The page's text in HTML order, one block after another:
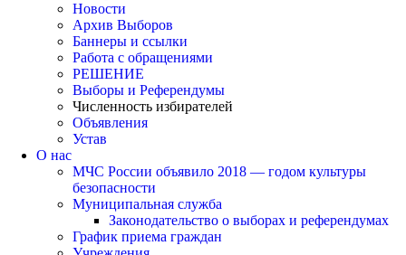
Новости
Архив Выборов
Баннеры и ссылки
Работа с обращениями
РЕШЕНИЕ
Выборы и Референдумы
Численность избирателей
Объявления
Устав
О нас
МЧС России объявило 2018 — годом культуры
безопасности
Муниципальная служба
Законодательство о выборах и референдумах
График приема граждан